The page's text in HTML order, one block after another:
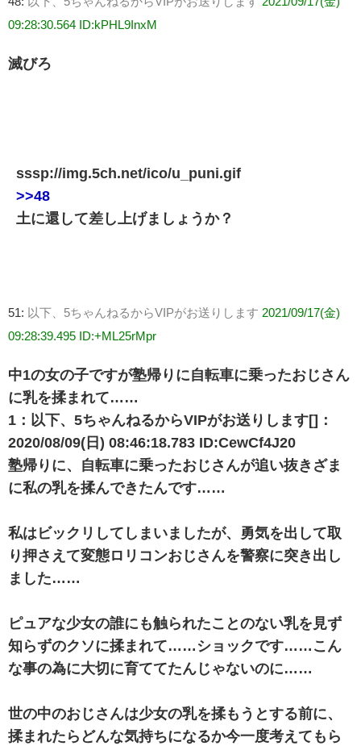
09:28:30.564 ID:kPHL9InxM
滅びろ
sssp://img.5ch.net/ico/u_puni.gif
>>48
土に還して差し上げましょうか？
51: 以下、5ちゃんねるからVIPがお送りします 2021/09/17(金)
09:28:39.495 ID:+ML25rMpr
中1の女の子ですが塾帰りに自転車に乗ったおじさん
に乳を揉まれて……
1：以下、5ちゃんねるからVIPがお送りします[]：
2020/08/09(日) 08:46:18.783 ID:CewCf4J20
塾帰りに、自転車に乗ったおじさんが追い抜きざま
に私の乳を揉んできたんです……
私はビックリしてしまいましたが、勇気を出して取
り押さえて変態ロリコンおじさんを警察に突き出し
ました……
ピュアな少女の誰にも触られたことのない乳を見ず
知らずのクソに揉まれて……ショックです……こん
な事の為に大切に育ててたんじゃないのに……
世の中のおじさんは少女の乳を揉もうとする前に、
揉まれたらどんな気持ちになるか今一度考えてもら